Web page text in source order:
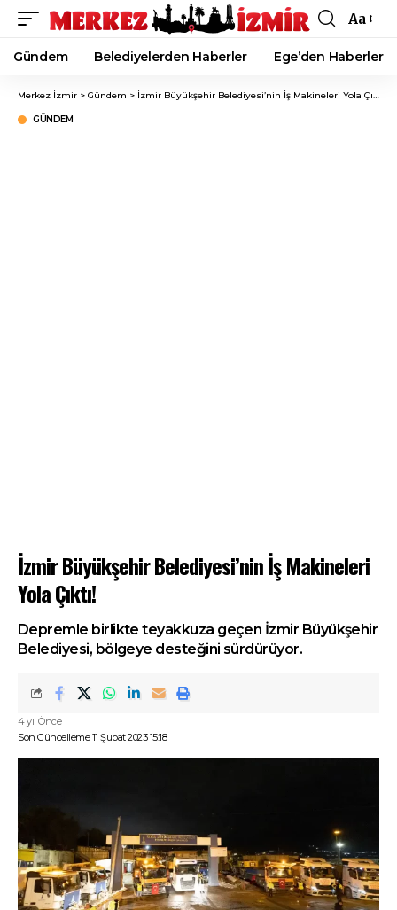
Font
Resizer
Aa
Gündem Belediyelerden Haberler Ege’den Haberler
Merkez İzmir > Gündem > İzmir Büyükşehir Belediyesi’nin İş Makineleri Yola Çıktı!
GÜNDEM
İzmir Büyükşehir Belediyesi’nin İş Makineleri
Yola Çıktı!
Depremle birlikte teyakkuza geçen İzmir Büyükşehir
Belediyesi, bölgeye desteğini sürdürüyor.
Son Güncelleme 11 Şubat 2023 15:18
4 yıl Önce